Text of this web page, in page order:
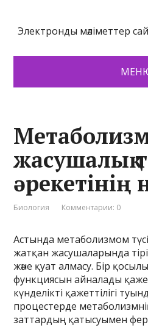
Электронды мәліметтер
жасушалық
әрекетінің
Биология Комментарии: 0
Астында метаболизмом
жатқан жасушаларында
және қуат алмасу. Бір
функциясын айналады
күнделікті қажеттілігі
процестерде
заттардың қатысуымен